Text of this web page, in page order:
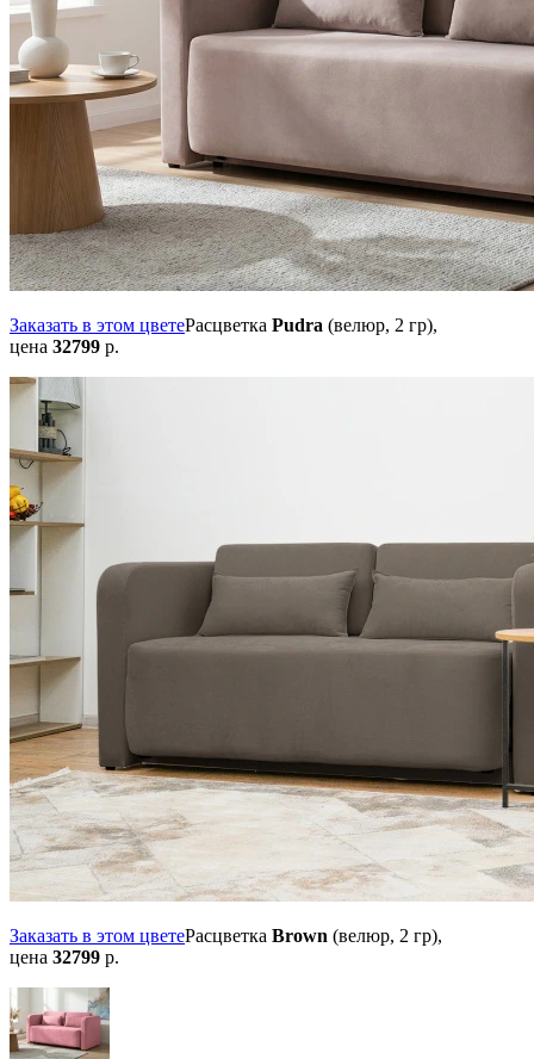
Заказать в этом цветеРасцветка Pudra (велюр, 2 гр),
цена 32799 р.
Заказать в этом цветеРасцветка Brown (велюр, 2 гр),
цена 32799 р.